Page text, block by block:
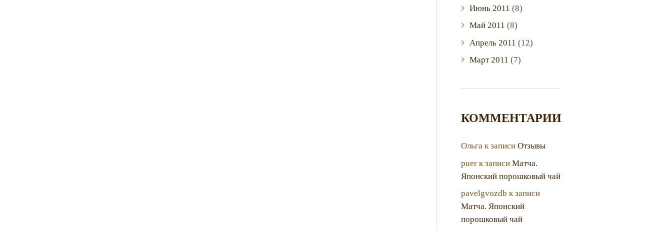
Июнь 2011 (8)
Май 2011 (8)
Апрель 2011 (12)
Март2011 (7)
КОММЕНТАРИИ
Ольгак записи Отзывы
puerк записи Матча.
Японский порошковый чай
pavelgvozdb к записи
Матча. Японский
порошковый чай